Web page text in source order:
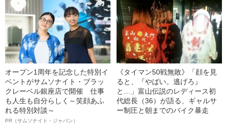
オープン1周年を記念した特別イ
ベントがサムソナイト・ブラッ
クレーベル銀座店で開催 仕事
も人生も自分らしく～笑顔あふ
れる特別対談～
PR（サムソナイト・ジャパン）
《タイマン50戦無敗》「顔を見
ると、『やばい。逃げろ』
と…」富山伝説のレディース初
代総長（36）が語る、ギャルサ
ー制圧と朝までのバイク暴走